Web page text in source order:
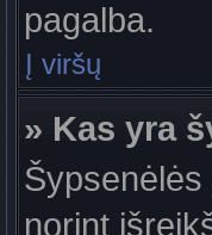
pagalba.
Į viršų
» Kas yra
norint